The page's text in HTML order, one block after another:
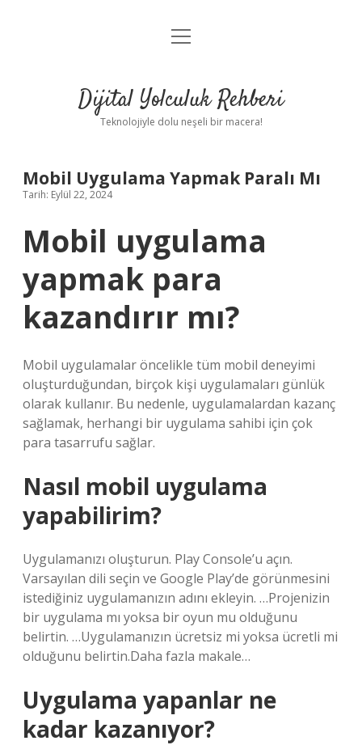
Anasayfa
Yasal Uyarı
menüyü
Dijital Yolculuk Rehberi
Teknolojiyle dolu neşeli bir macera!
Mobil Uygulama Yapmak Paralı Mı
Tarih: Eylül 22, 2024
Mobil uygulama
yapmak para
kazandırır mı?
Mobil uygulamalar öncelikle tüm mobil deneyimi
oluşturduğundan, birçok kişi uygulamaları günlük
olarak kullanır. Bu nedenle, uygulamalardan kazanç
sağlamak, herhangi bir uygulama sahibi için çok
para tasarrufu sağlar.
Nasıl mobil uygulama
yapabilirim?
Uygulamanızı oluşturun. Play Console’u açın.
Varsayılan dili seçin ve Google Play’de görünmesini
istediğiniz uygulamanızın adını ekleyin. …Projenizin
bir uygulama mı yoksa bir oyun mu olduğunu
belirtin. …Uygulamanızın ücretsiz mi yoksa ücretli mi
olduğunu belirtin.Daha fazla makale…
Uygulama yapanlar ne
kadar kazanıyor?